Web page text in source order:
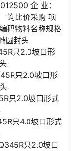
企 业：
询比价采购 项
码物料名称规格
圆封头
只2.0坡口形
只2.0坡口形
只2.0坡口形式
只4.0坡口形式
只2.0坡口